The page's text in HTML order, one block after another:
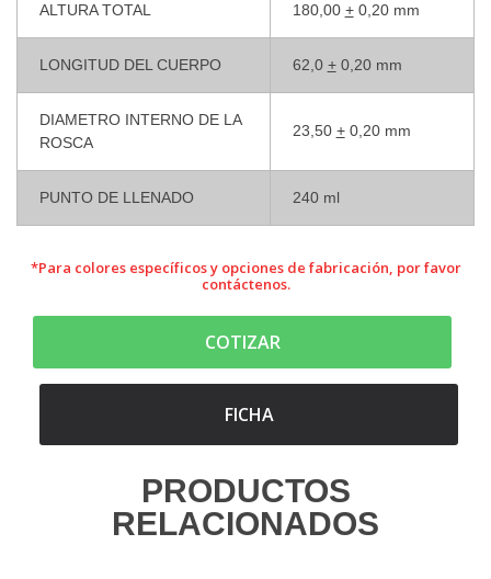
ALTURA TOTAL 180,00 +0,20 mm
LONGITUD DEL CUERPO 62,0 +0,20 mm
DIAMETRO INTERNO DE LA
ROSCA
23,50 +0,20 mm
PUNTO DE LLENADO 240 ml
*Para colores específicos y opciones de fabricación, por favor
contáctenos.
COTIZAR
FICHA
PRODUCTOS
RELACIONADOS